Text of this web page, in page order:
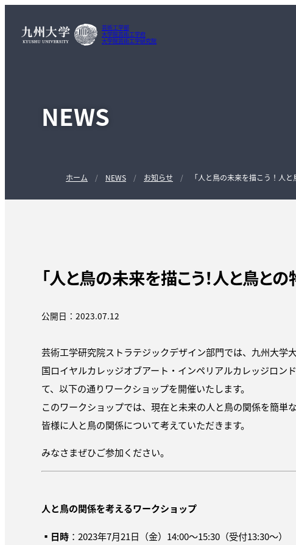
芸術工学部
大学院芸術工学府
大学院芸術工学研究院
NEWS
ホーム NEWS お知らせ 「人と鳥の未来を描こう！人
「人と鳥の未来を描こう！人と鳥と
公開日：2023.07.12
芸術工学研究院ストラテジックデザイン部門では、九州大学
国ロイヤルカレッジオブアート・インペリアルカレッジロン
て、以下の通りワークショップを開催いたします。
このワークショップでは、現在と未来の人と鳥の関係を簡単
皆様に人と鳥の関係について考えていただきます。
みなさまぜひご参加ください。
人と鳥の関係を考えるワークショップ
▪ 日時 ：2023年7月21日（金）14:00〜15:30（受付13:30〜）